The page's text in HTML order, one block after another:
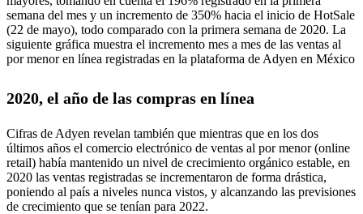
semana del mes y un incremento de 350% hacia el inicio de HotSale
(22 de mayo), todo comparado con la primera semana de 2020. La
siguiente gráfica muestra el incremento mes a mes de las ventas al
por menor en línea registradas en la plataforma de Adyen en México
2020, el año de las compras en línea
Cifras de Adyen revelan también que mientras que en los dos
últimos años el comercio electrónico de ventas al por menor (online
retail) había mantenido un nivel de crecimiento orgánico estable, en
2020 las ventas registradas se incrementaron de forma drástica,
poniendo al país a niveles nunca vistos, y alcanzando las previsiones
de crecimiento que se tenían para 2022.